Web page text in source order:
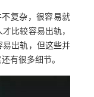
复杂，很容易就
比较容易出轨，
易出轨，但这些并
有很多细节。